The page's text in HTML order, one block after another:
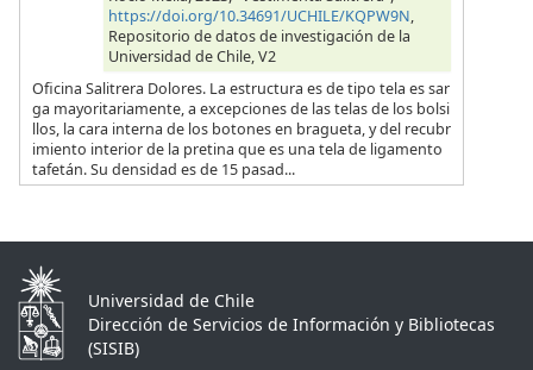
https://doi.org/10.34691/UCHILE/KQPW9N,
Repositorio de datos de investigación de la
Universidad de Chile, V2
Oficina Salitrera Dolores. La estructura es de tipo tela es sar
ga mayoritariamente, a excepciones de las telas de los bolsi
llos, la cara interna de los botones en bragueta, y del recubr
imiento interior de la pretina que es una tela de ligamento
tafetán. Su densidad es de 15 pasad...
Universidad de Chile
Dirección de Servicios de Información y Bibliotecas
(SISIB)